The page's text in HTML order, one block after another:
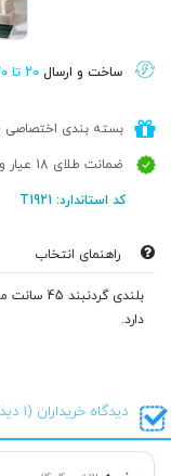
ساخت و ارسال 20 تا 30 روز کاری
بسته بندی اختصاصی
ضمانت طلای 18 عیار و فاکتور رسمی
کد استاندارد: T1921
راهنمای انتخاب
دارد.
دیدگاه خریداران (1 دیدگاه)